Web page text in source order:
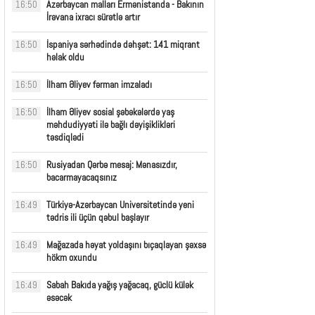
16:50
Azərbaycan malları Ermənistanda - Bakının
İrəvana ixracı sürətlə artır
16:50
İspaniya sərhədində dəhşət: 141 miqrant
həlak oldu
16:50 İlham Əliyev fərman imzaladı
16:50
İlham Əliyev sosial şəbəkələrdə yaş
məhdudiyyəti ilə bağlı dəyişiklikləri
təsdiqlədi
16:50
Rusiyadan Qərbə mesaj: Mənasızdır,
bacarmayacaqsınız
16:49
Türkiyə-Azərbaycan Universitetində yeni
tədris ili üçün qəbul başlayır
16:49
Mağazada həyat yoldaşını bıçaqlayan şəxsə
hökm oxundu
16:49
Sabah Bakıda yağış yağacaq, güclü külək
əsəcək